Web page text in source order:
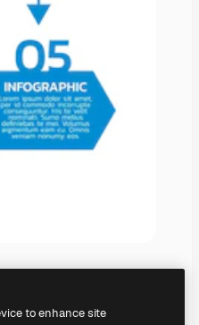
to enhance site